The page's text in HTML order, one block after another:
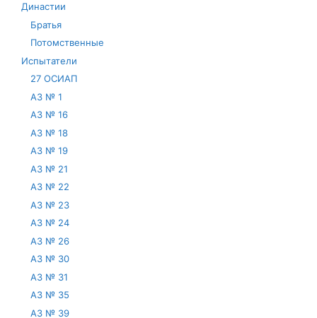
Династии
Братья
Потомственные
Испытатели
27 ОСИАП
АЗ № 1
АЗ № 16
АЗ № 18
АЗ № 19
АЗ № 21
АЗ № 22
АЗ № 23
АЗ № 24
АЗ № 26
АЗ № 30
АЗ № 31
АЗ № 35
АЗ № 39